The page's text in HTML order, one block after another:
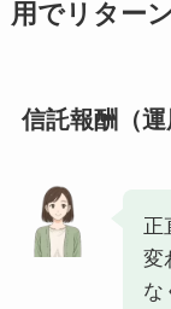
用でリター
信託報酬（
正
変
な